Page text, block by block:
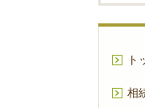
ト
相